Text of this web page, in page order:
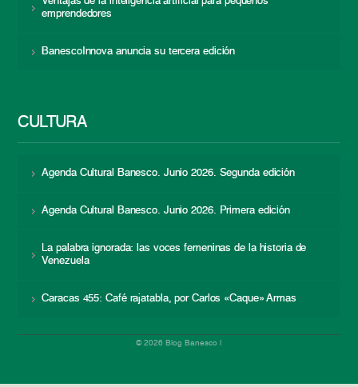
emprendedores
BanescoInnova anuncia su tercera edición
CULTURA
Agenda Cultural Banesco. Junio 2026. Segunda edición
Agenda Cultural Banesco. Junio 2026. Primera edición
La palabra ignorada: las voces femeninas de la historia de
Venezuela
Caracas 455: Café rajatabla, por Carlos «Caque» Armas
© 2026 Blog Banesco |